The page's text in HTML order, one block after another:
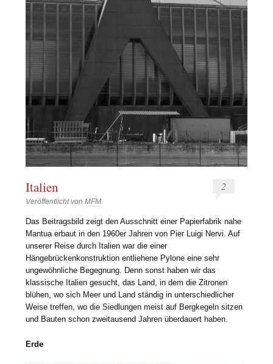
Italien
Veröffentlicht vonMFM
2
Das Beitragsbild zeigt den Ausschnitt einer Papierfabrik nahe
Mantua erbaut in den 1960er Jahren von Pier Luigi Nervi. Auf
unserer Reise durch Italien war die einer
Hängebrückenkonstruktion entliehene Pylone eine sehr
ungewöhnliche Begegnung. Denn sonst haben wir das
klassische Italien gesucht, das Land, in dem die Zitronen
blühen, wo sich Meer und Land ständig in unterschiedlicher
Weise treffen, wo die Siedlungen meist auf Bergkegeln sitzen
und Bauten schon zweitausend Jahren überdauert haben.
Erde